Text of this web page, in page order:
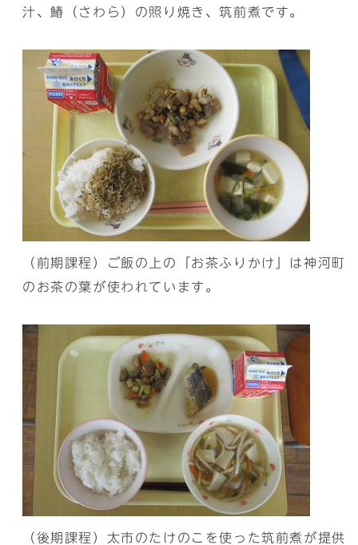
汁、鰆（さわら）の照り焼き、筑前煮です。
（前期課程）ご飯の上の「お茶ふりかけ」は神河町
のお茶の葉が使われています。
（後期課程）太市のたけのこを使った筑前煮が提供